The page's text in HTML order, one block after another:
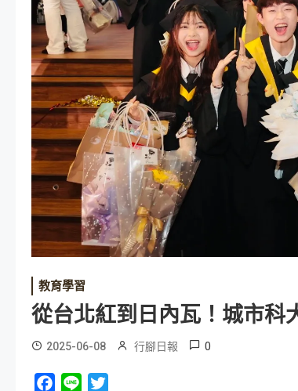
教育學習
從台北紅到日內瓦！城市科
2025-06-08 行腳日報 0
Facebook
Line